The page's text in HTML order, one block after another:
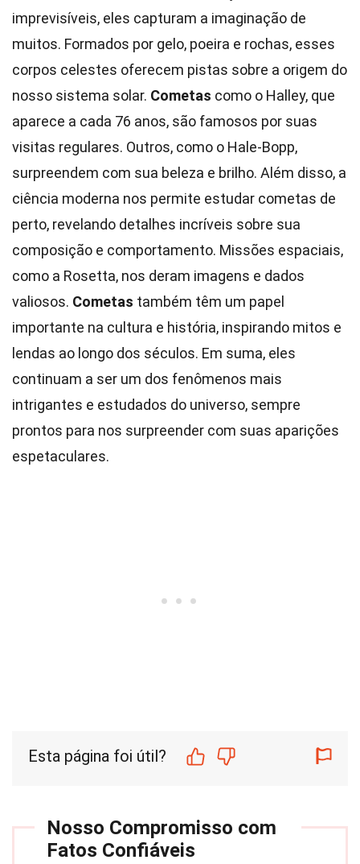
imprevisíveis, eles capturam a imaginação de
muitos. Formados por gelo, poeira e rochas, esses
corpos celestes oferecem pistas sobre a origem do
nosso sistema solar. Cometas como o Halley, que
aparece a cada 76 anos, são famosos por suas
visitas regulares. Outros, como o Hale-Bopp,
surpreendem com sua beleza e brilho. Além disso, a
ciência moderna nos permite estudar cometas de
perto, revelando detalhes incríveis sobre sua
composição e comportamento. Missões espaciais,
como a Rosetta, nos deram imagens e dados
valiosos. Cometas também têm um papel
importante na cultura e história, inspirando mitos e
lendas ao longo dos séculos. Em suma, eles
continuam a ser um dos fenômenos mais
intrigantes e estudados do universo, sempre
prontos para nos surpreender com suas aparições
espetaculares.
Esta página foi útil?
Nosso Compromisso com
Fatos Confiáveis